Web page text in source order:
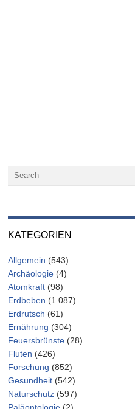
KATEGORIEN
Allgemein (543)
Archäologie (4)
Atomkraft (98)
Erdbeben (1.087)
Erdrutsch (61)
Ernährung (304)
Feuersbrünste (28)
Fluten (426)
Forschung (852)
Gesundheit (542)
Naturschutz (597)